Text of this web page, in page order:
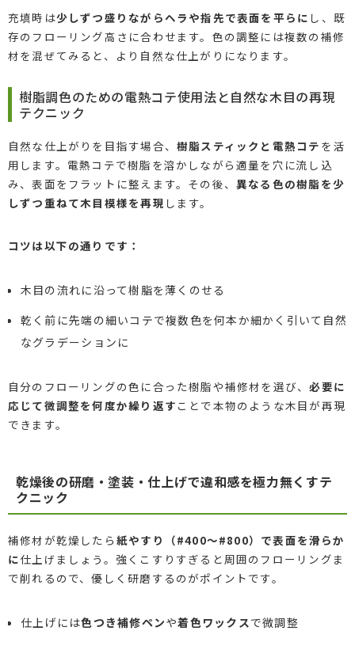
充填時は少しずつ盛りながらヘラや指先で表面を平らに し、既
存のフローリング高さに合わせます。色の調整には複数の補修
材を混ぜてみると、より自然な仕上がりになります。
樹脂調色のための電熱コテ使用法と自然な木目の再現
テクニック
自然な仕上がりを目指す場合、 樹脂スティックと電熱コテ を活
用します。電熱コテで樹脂を溶かしながら適量を穴に流し込
み、表面をフラットに整えます。その後、異なる色の樹脂を少
しずつ重ねて木目模様を再現 します。
コツは以下の通りです：
木目の流れに沿って樹脂を薄くのせる
乾く前に先端の細いコテで複数色を何本か細かく引いて自然
なグラデーションに
自分のフローリングの色に合った樹脂や補修材を選び、必要に
応じて微調整を何度か繰り返す ことで本物のような木目が再現
できます。
乾燥後の研磨・塗装・仕上げで違和感を極力無くすテ
クニック
補修材が乾燥したら 紙やすり（#400～#800）で表面を滑らか
に仕上げましょう。強くこすりすぎると周囲のフローリングま
で削れるので、優しく研磨するのがポイントです。
仕上げには色つき補修ペンや着色ワックスで微調整